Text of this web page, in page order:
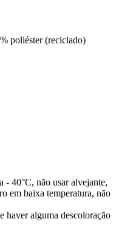
poliéster (reciclado)
- 40°C, não usar alvejante,
em baixa temperatura, não
haver alguma descoloração